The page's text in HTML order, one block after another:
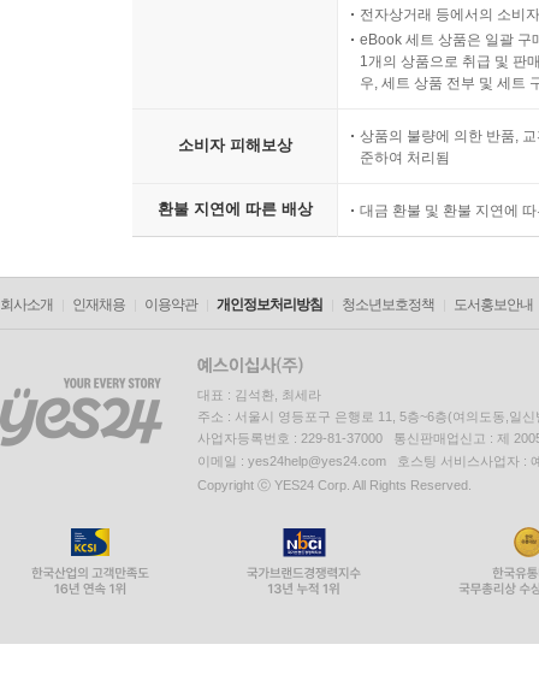
전자상거래 등에서의 소비
eBook 세트 상품은 일괄 구
1개의 상품으로 취급 및 판
우, 세트 상품 전부 및 세트
소비자 피해보상
상품의 불량에 의한 반품,
준하여 처리됨
환불 지연에 따른 배상 대금 환불 및 환불 지연에
회사소개 인재채용 이용약관 개인정보처리방침 청소년보호정책 도서홍보안내
대표 : 김석환, 최세라
주소 : 서울시 영등포구 은행로 11, 5층~6층(여의도동,일신
사업자등록번호 : 229-81-37000 통신판매업신고 : 제
이메일 : yes24help@yes24.com 호스팅 서비스사업자 :
Copyright ⓒ YES24 Corp. All Rights Reserved.